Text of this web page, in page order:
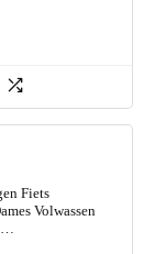
Fiets
Volwassen